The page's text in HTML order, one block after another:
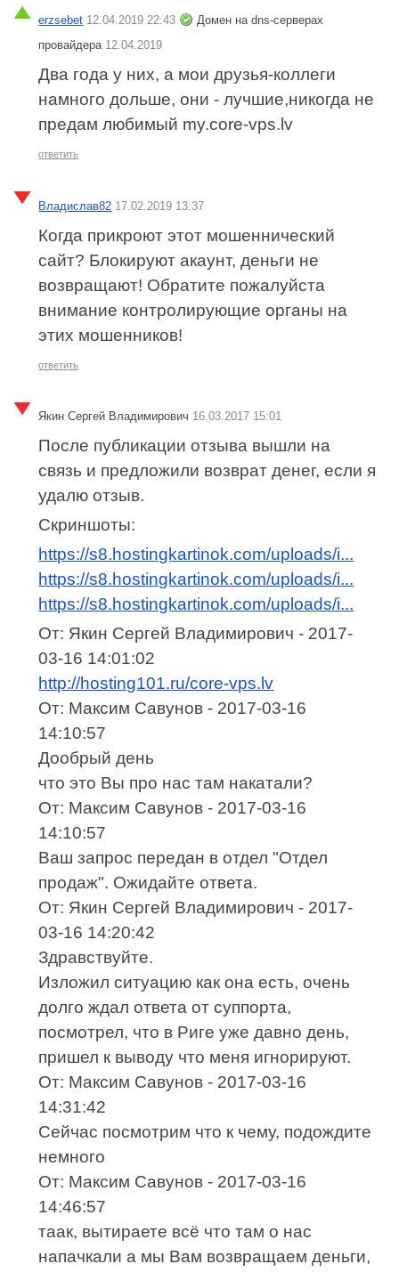
erzsebet 12.04.2019 22:43
Домен на dns-серверах
провайдера 12.04.2019
Два года у них, а мои друзья-коллеги
намного дольше, они - лучшие,никогда не
предам любимый my.core-vps.lv
ответить
Владислав82 17.02.2019 13:37
Когда прикроют этот мошеннический
сайт? Блокируют акаунт, деньги не
возвращают! Обратите пожалуйста
внимание контролирующие органы на
этих мошенников!
ответить
Якин Сергей Владимирович 16.03.2017 15:01
После публикации отзыва вышли на
связь и предложили возврат денег, если я
удалю отзыв.
Скриншоты:
https://s8.hostingkartinok.com/uploads/i...
https://s8.hostingkartinok.com/uploads/i...
https://s8.hostingkartinok.com/uploads/i...
От: Якин Сергей Владимирович - 2017-
03-16 14:01:02
http://hosting101.ru/core-vps.lv
От: Максим Савунов - 2017-03-16
14:10:57
Дообрый день
что это Вы про нас там накатали?
От: Максим Савунов - 2017-03-16
14:10:57
Ваш запрос передан в отдел "Отдел
продаж". Ожидайте ответа.
От: Якин Сергей Владимирович - 2017-
03-16 14:20:42
Здравствуйте.
Изложил ситуацию как она есть, очень
долго ждал ответа от суппорта,
посмотрел, что в Риге уже давно день,
пришел к выводу что меня игнорируют.
От: Максим Савунов - 2017-03-16
14:31:42
Сейчас посмотрим что к чему, подождите
немного
От: Максим Савунов - 2017-03-16
14:46:57
таак, вытираете всё что там о нас
напачкали а мы Вам возвращаем деньги,